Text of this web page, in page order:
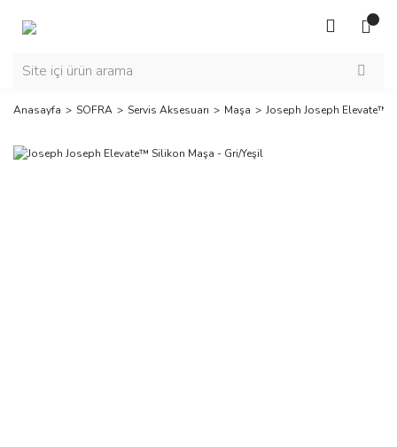
Anasayfa SOFRA Servis Aksesuarı Maşa Joseph Joseph Elevate™